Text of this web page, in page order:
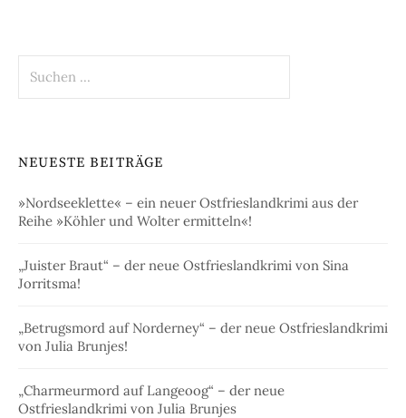
nach:
NEUESTE BEITRÄGE
»Nordseeklette« – ein neuer Ostfrieslandkrimi aus der
Reihe »Köhler und Wolter ermitteln«!
„Juister Braut“ – der neue Ostfrieslandkrimi von Sina
Jorritsma!
„Betrugsmord auf Norderney“ – der neue Ostfrieslandkrimi
von Julia Brunjes!
„Charmeurmord auf Langeoog“ – der neue
Ostfrieslandkrimi von Julia Brunjes